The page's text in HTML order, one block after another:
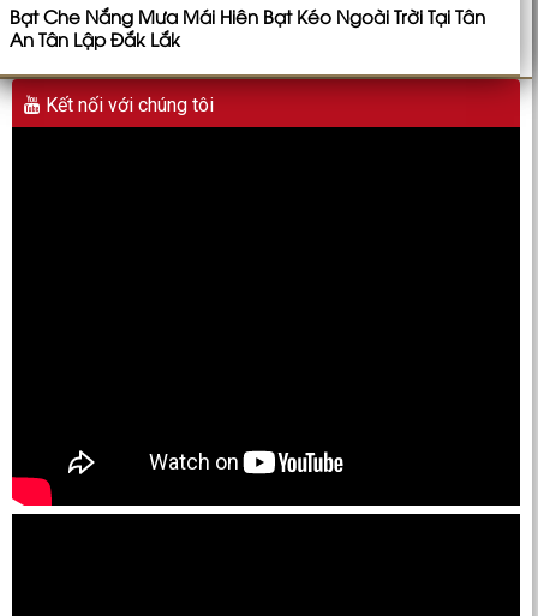
Bạt Che Nắng Mưa Mái Hiên Bạt Kéo Ngoài Trời Tại Tân
An Tân Lập Đắk Lắk
Kết nối với chúng tôi